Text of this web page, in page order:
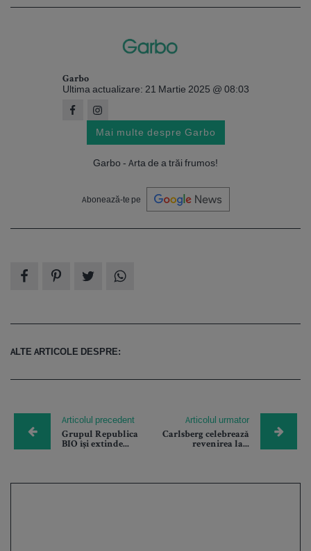
Garbo
Ultima actualizare: 21 Martie 2025 @ 08:03
Mai multe despre Garbo
Garbo - Arta de a trăi frumos!
Abonează-te pe
ALTE ARTICOLE DESPRE:
Articolul precedent
Grupul Republica
BIO își extinde...
Articolul urmator
Carlsberg celebrează
revenirea la...